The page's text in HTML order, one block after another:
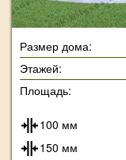
Размер дома:
Этажей:
Площадь:
100 мм
150 мм